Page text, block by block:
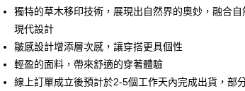
合作金庫商業銀行
第一商業銀行
華南商業銀行
國泰世華商業銀行
兆豐國際商業銀行
臺灣中小企業銀行
台中商業銀行
匯豐（台灣）商業銀行
華泰商業銀行
6 期 0 利率 每期NT$890
合作金庫商業銀行
華南商業銀行
彰化商業銀行
上海商業儲蓄銀行
台北富邦商業銀行
臺灣中小企業銀行
台中商業銀行
12 期 0 利率 每期
合作金庫商業銀行
第一商業銀行
華南商業銀行
彰化商業銀行
上海商業儲蓄銀行
台北富邦商業銀行
超商取貨付款
LINE Pay
獨特的草木移印技術，展現出自然界的奧妙，融合自
現代設計
皺感設計增添層次感，讓穿搭更具個性
輕盈的面料，帶來舒適的穿著體驗
線上訂單成立後預計於2-5個工作天內完成出貨，部